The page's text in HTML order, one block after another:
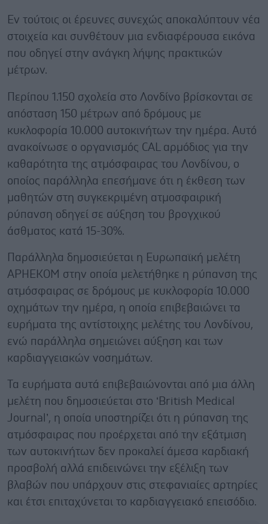
Εν τούτοις οι έρευνες συνεχώς αποκαλύπτουν νέα
στοιχεία και συνθέτουν μια ενδιαφέρουσα εικόνα
που οδηγεί στην ανάγκη λήψης πρακτικών
μέτρων.
Περίπου 1.150 σχολεία στο Λονδίνο βρίσκονται σε
απόσταση 150 μέτρων από δρόμους με
κυκλοφορία 10.000 αυτοκινήτων την ημέρα. Αυτό
ανακοίνωσε ο οργανισμός CAL αρμόδιος για την
καθαρότητα της ατμόσφαιρας του Λονδίνου, ο
οποίος παράλληλα επεσήμανε ότι η έκθεση των
μαθητών στη συγκεκριμένη ατμοσφαιρική
ρύπανση οδηγεί σε αύξηση του βρογχικού
άσθματος κατά 15-30%.
Παράλληλα δημοσιεύεται η Ευρωπαϊκή μελέτη
APHEKOM στην οποία μελετήθηκε η ρύπανση της
ατμόσφαιρας σε δρόμους με κυκλοφορία 10.000
οχημάτων την ημέρα, η οποία επιβεβαιώνει τα
ευρήματα της αντίστοιχης μελέτης του Λονδίνου,
ενώ παράλληλα σημειώνει αύξηση και των
καρδιαγγειακών νοσημάτων.
Τα ευρήματα αυτά επιβεβαιώνονται από μια άλλη
μελέτη που δημοσιεύεται στο ‘British Medical
Journal’, η οποία υποστηρίζει ότι η ρύπανση της
ατμόσφαιρας που προέρχεται από την εξάτμιση
των αυτοκινήτων δεν προκαλεί άμεσα καρδιακή
προσβολή αλλά επιδεινώνει την εξέλιξη των
βλαβών που υπάρχουν στις στεφανιαίες αρτηρίες
και έτσι επιταχύνεται το καρδιαγγειακό επεισόδιο.